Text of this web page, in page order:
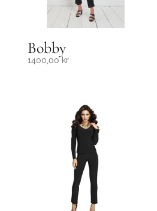
Bobby
1400,00kr